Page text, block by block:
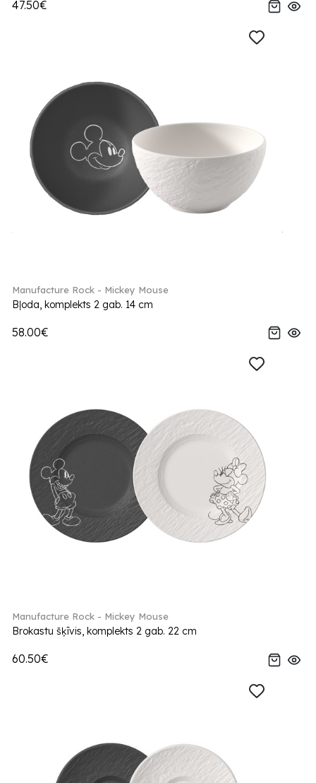
47.50€
Manufacture Rock - Mickey Mouse
Bļoda, komplekts 2 gab. 14 cm
58.00€
Manufacture Rock - Mickey Mouse
Brokastu šķīvis, komplekts 2 gab. 22 cm
60.50€